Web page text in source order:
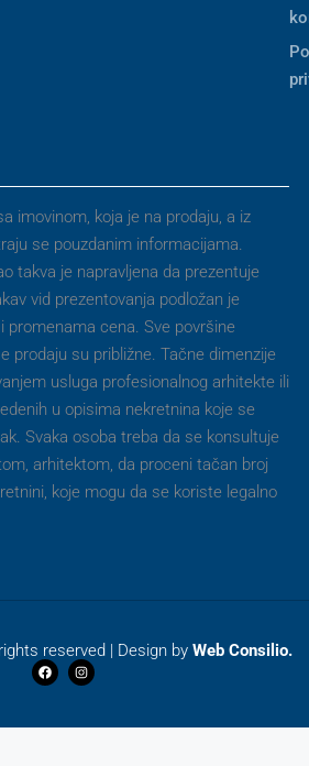
imovinom, koja je na prodaju, a iz
se pouzdanim informacijama.
takva je napravljena da prezentuje
vid prezentovanja podložan je
promenama cena. Sve površine
prodaju su približne. Tačne dimenzije
usluga profesionalnog arhitekte ili
u opisima nekretnina koje se
Svaka osoba treba da se konsultuje
arhitektom, da proceni tačan broj
koje mogu da se koriste legalno
reserved | Design by Web Consilio.